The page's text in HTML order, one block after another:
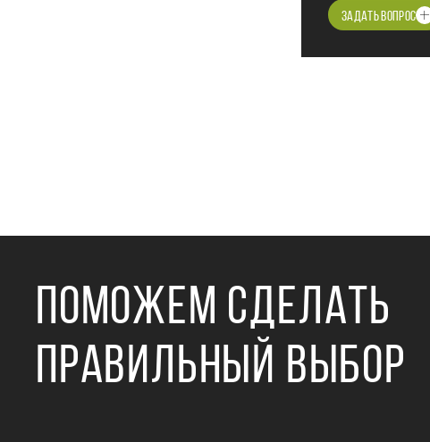
ЗАДАТЬ ВОПРОС
ПОМОЖЕМ СДЕЛАТЬ
ПРАВИЛЬНЫЙ ВЫБОР